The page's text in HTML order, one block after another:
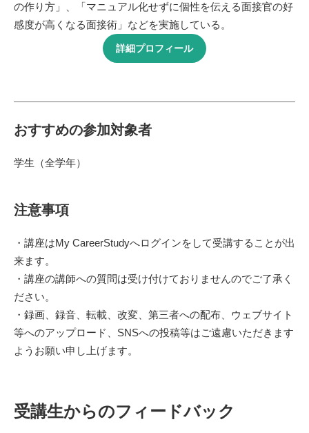
の作り方」、「マニュアル化せずに個性を伝える面接官の好
感度が高くなる面接術」などを実施している。
詳細プロフィール
おすすめの参加対象者
学生（全学年）
注意事項
・講座はMy CareerStudyへログインをして受講することが出
来ます。
・講座の講師への質問は受け付けておりませんのでご了承く
ださい。
・録画、録音、転載、改変、第三者への配布、ウェブサイト
等へのアップロード、SNSへの投稿等はご遠慮いただきます
ようお願い申し上げます。
受講生からのフィードバック